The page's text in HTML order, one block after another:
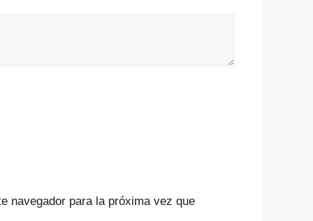
navegador para la próxima vez que